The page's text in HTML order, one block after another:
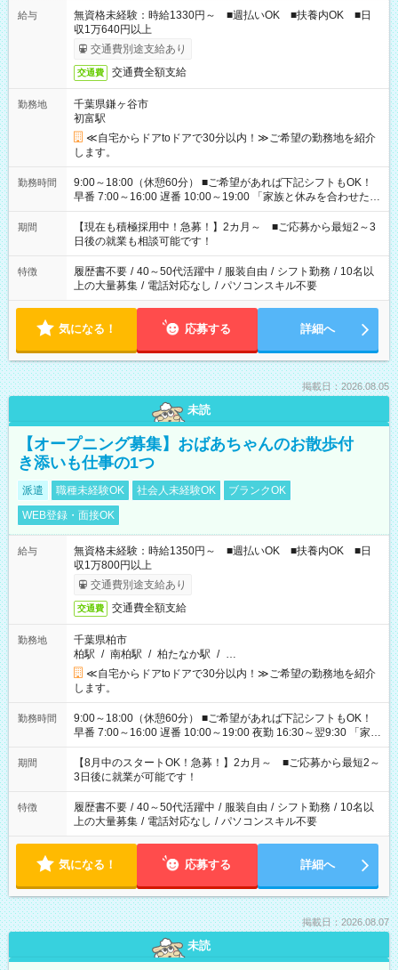
給与
無資格未経験：時給1330円～ ■週払いOK ■扶養内OK ■日
収1万640円以上
交通費別途支給あり
交通費 交通費全額支給
勤務地
千葉県鎌ヶ谷市
初富駅
≪自宅からドアtoドアで30分以内！≫ご希望の勤務地を紹介
します。
勤務時間
9:00～18:00（休憩60分） ■ご希望があれば下記シフトもOK！
早番 7:00～16:00 遅番 10:00～19:00 「家族と休みを合わせた
い」 「余裕を持って夕飯の準備がしたい」 「できれば残業はし
たくない」 など、ご希望を教えてくださいね。 ※Wワーク希望
の方へ 今ご覧のお仕事で希望する勤務時間と、もう1つのお仕事
の勤務時間。 合計で週40時間を超える場合は応募できません。
期間
【現在も積極採用中！急募！】2カ月～ ■ご応募から最短2～3
日後の就業も相談可能です！
特徴 履歴書不要 / 40～50代活躍中 / 服装自由 / シフト勤務 / 10名以
上の大量募集 / 電話対応なし / パソコンスキル不要
気になる！ 応募する 詳細へ
掲載日：2026.08.05
未読
【オープニング募集】おばあちゃんのお散歩付
き添いも仕事の1つ
派遣 職種未経験OK 社会人未経験OK
ブランクOK
WEB登録・面接OK
給与
無資格未経験：時給1350円～ ■週払いOK ■扶養内OK ■日
収1万800円以上
交通費別途支給あり
交通費 交通費全額支給
勤務地
千葉県柏市
柏駅 / 南柏駅 / 柏たなか駅 / …
≪自宅からドアtoドアで30分以内！≫ご希望の勤務地を紹介
します。
勤務時間
9:00～18:00（休憩60分） ■ご希望があれば下記シフトもOK！
早番 7:00～16:00 遅番 10:00～19:00 夜勤 16:30～翌9:30 「家族
と休みを合わせたい」 「余裕を持って夕飯の準備がしたい」
「できれば残業はしたくない」 など、ご希望を教えてください
ね。 ※Wワーク希望の方へ 今ご覧のお仕事で希望する勤務時間
と、もう1つのお仕事の勤務時間。 合計で週40時間を超える場
合は応募できません。
期間
【8月中のスタートOK！急募！】2カ月～ ■ご応募から最短2～
3日後に就業が可能です！
特徴 履歴書不要 / 40～50代活躍中 / 服装自由 / シフト勤務 / 10名以
上の大量募集 / 電話対応なし / パソコンスキル不要
気になる！ 応募する 詳細へ
掲載日：2026.08.07
未読